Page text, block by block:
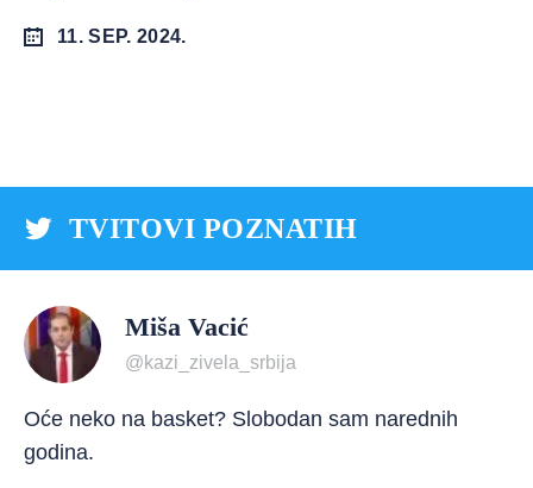
11. SEP. 2024.
TVITOVI POZNATIH
Miša Vacić
@kazi_zivela_srbija
Oće neko na basket? Slobodan sam narednih
godina.